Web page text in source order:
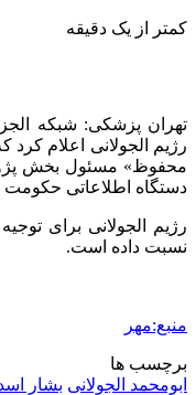
کمتر از یک دقیقه
تهران پزشکی: شبکه
رژیم
الجولانی اعلام کرد
دستگاه اطلاعاتی حکومت
رژیم الجولانی برای
نسبت داده است.
منبع:مهر
برچسب ها
ابومحمد الجولانی بشار